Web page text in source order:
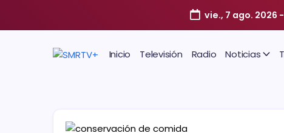
vie., 7 ago. 2026 -
Inicio Televisión Radio Noticias